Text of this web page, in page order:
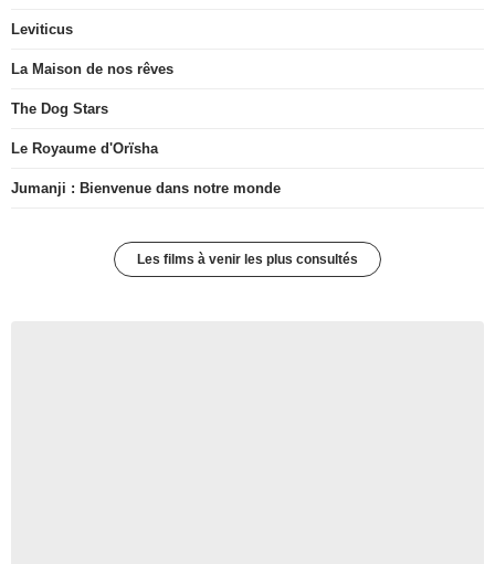
Leviticus
La Maison de nos rêves
The Dog Stars
Le Royaume d'Orïsha
Jumanji : Bienvenue dans notre monde
Les films à venir les plus consultés